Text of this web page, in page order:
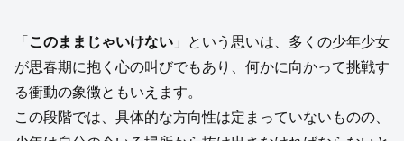
「 このままじゃいけない 」という思いは、多くの少年少女
が思春期に抱く心の叫びでもあり、何かに向かって挑戦す
る衝動の象徴ともいえます。
この段階では、具体的な方向性は定まっていないものの、